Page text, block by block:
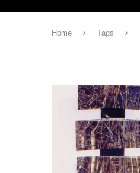
Home Tags